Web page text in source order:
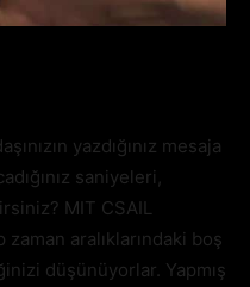
yazdığınız mesaja
saniyeleri,
MIT CSAIL
aralıklarındaki boş
düşünüyorlar. Yapmış